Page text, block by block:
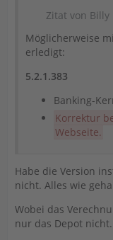
Zitat von Billy
Möglicherweise
erledigt:
5.2.1.383
Banking-
Korrektur
Webseite.
Habe die Version
nicht. Alles wie
Wobei das
nur das Depot nicht.